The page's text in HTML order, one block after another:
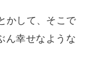
かして、そこで
ん幸せなような